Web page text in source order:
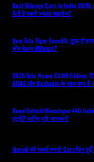
Best Mileage Cars in India 2026:
देती है सबसे ज्यादा माइलेज?
New Tata Tigor Facelift: कुछ ही
और बेहतर Mileage?
2026 Tata Nexon CAMO
ADAS और Dashcam के साथ क्या है
Royal Enfield Himalayan 440
एंट्री? जानिए पूरी जानकारी
Maruti की सबसे सस्ती Cars फिर